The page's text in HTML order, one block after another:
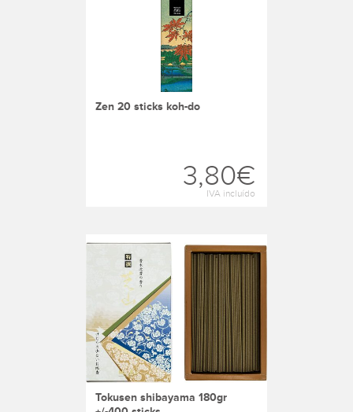
zen 20 sticks koh-do
3,80€
IVA incluído
tokusen shibayama 180gr